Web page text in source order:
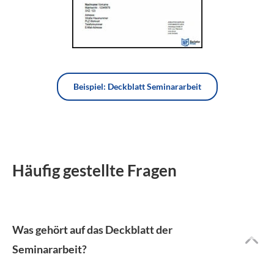
Beispiel: Deckblatt Seminararbeit
Häufig gestellte Fragen
Was gehört auf das Deckblatt der
Seminararbeit?